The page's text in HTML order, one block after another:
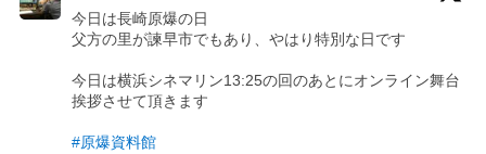
今日は長崎原爆の日
父方の里が諫早市でもあり、やはり特別な日です
今日は横浜シネマリン13:25の回のあとにオンライン舞台
挨拶させて頂きます
#原爆資料館